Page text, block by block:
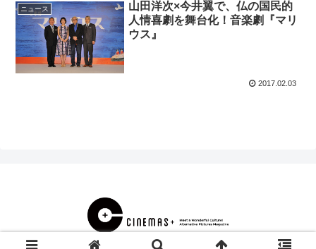
ニュース
山田洋次×今井翼で、仏の国民的
人情喜劇を舞台化！音楽劇『マリ
ウス』
2017.02.03